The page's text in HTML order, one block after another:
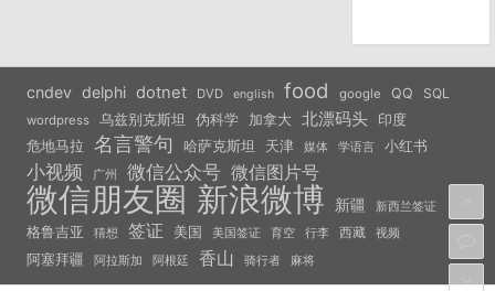
cndev delphi dotnet DVD english food google QQ SQL
wordpress 乌兹别克斯坦 伪科学 加拿大 北漂码头 印度
危地马拉 名言警句 哈萨克斯坦 天津 媒体 学语言 小红书
小视频 广州 微信公众号 微信图片号
微信朋友圈 新浪微博 新疆 新西兰签证
格鲁吉亚 猜想 签证 美国 美国签证 育空 行李 西藏 视频
阿塞拜疆 阿拉斯加 阿根廷 香山 骑行者 麻将